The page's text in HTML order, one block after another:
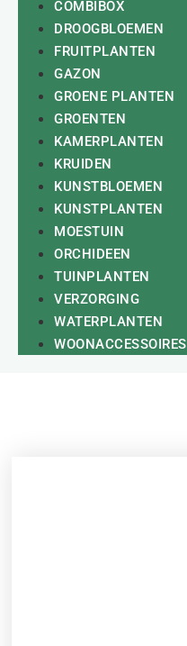
COMBIBOX
DROOGBLOEMEN
FRUITPLANTEN
GAZON
GROENE PLANTEN
GROENTEN
KAMERPLANTEN
KRUIDEN
KUNSTBLOEMEN
KUNSTPLANTEN
MOESTUIN
ORCHIDEEN
TUINPLANTEN
VERZORGING
WATERPLANTEN
WOONACCESSOIRES